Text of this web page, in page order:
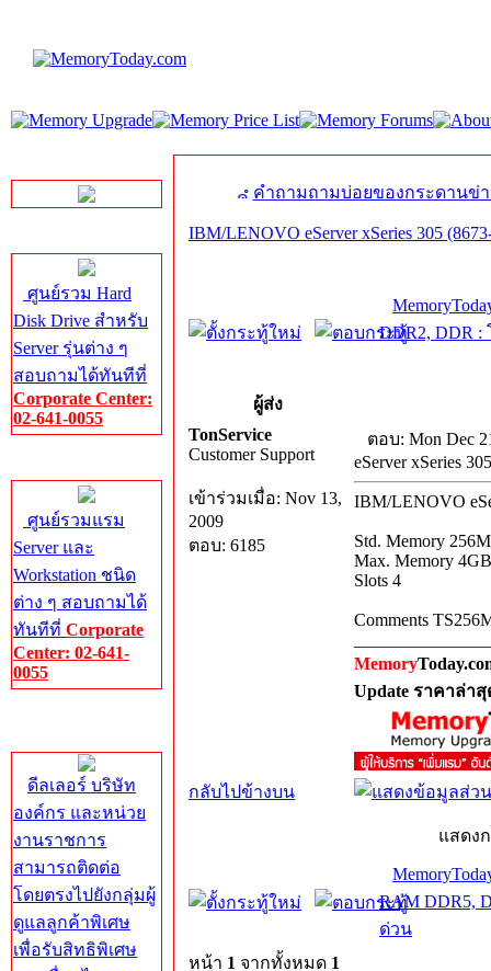
ศูนย์รวม Hard
Disk Drive สำหรับ
Server รุ่นต่าง ๆ
สอบถามได้ทันทีที่
Corporate Center:
02-641-0055
ศูนย์รวมแรม
Server และ
Workstation ชนิด
ต่าง ๆ สอบถามได้
ทันทีที่ Corporate
Center: 02-641-
0055
ดีลเลอร์ บริษัท
องค์กร และหน่วย
งานราชการ
สามารถติดต่อ
โดยตรงไปยังกลุ่มผู้
ดูแลลูกค้าพิเศษ
เพื่อรับสิทธิพิเศษ
คำถามถามบ่อยของกระดานข่
IBM/LENOVO eServer xSeries 305
DDR2, DDR :
ผู้ส่ง
TonService
Customer Support
เข้าร่วมเมื่อ: Nov 13,
2009
ตอบ: 6185
ตอบ: Mon Dec
eServer xSeries
IBM/LENOVO
Std. Memory
Max. Memory 4GB
Slots 4
Comments
Memory
Update ราคาล่า
กลับไปข้างบน
แสดง
RAM DDR5,
ด่วน
หน้า 1 จากทั้งหมด 1